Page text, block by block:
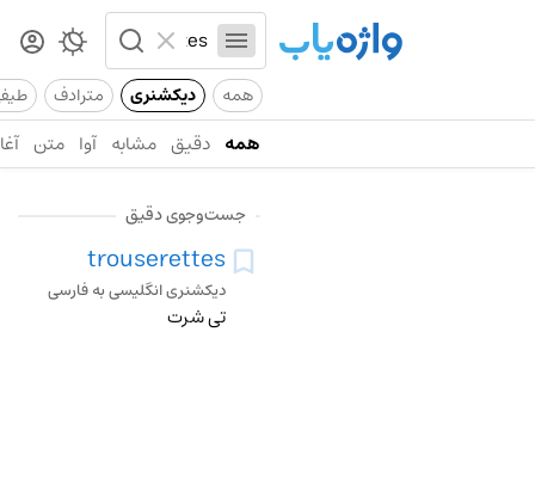
همه دیکشنری مترادف
همه دقیق مشابه آوا متن
جست‌وجوی دقیق
trouserettes
دیکشنری انگلیسی به فارسی
تی شرت